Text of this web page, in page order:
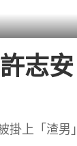
志
掛上「渣